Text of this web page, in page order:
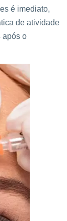
é imediato,
de atividade
após o